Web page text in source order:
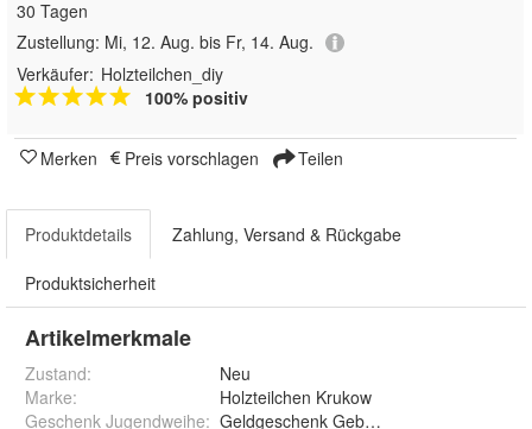
30 Tagen
Zustellung: Mi, 12. Aug. bis Fr, 14. Aug.
Verkäufer: Holzteilchen_diy
100% positiv
Merken Preis vorschlagen Teilen
Produktdetails Zahlung, Versand & Rückgabe
Produktsicherheit
Artikelmerkmale
Zustand:
Neu
Marke:
Holzteilchen Krukow
Geschenk Jugendweihe: Geldgeschenk Geburtstag